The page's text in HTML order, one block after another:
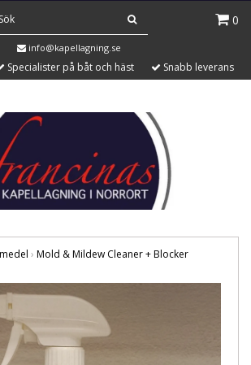
0
info@kapellagning.se
Specialister på båt och häst Snabb leverans
› Mold & Mildew Cleaner + Blocker